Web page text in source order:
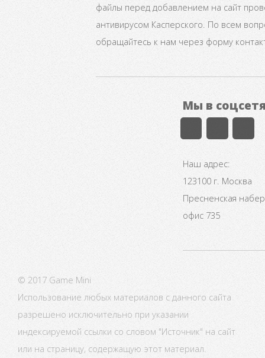
файлы перед добавлением на сайт
антивирусом Касперского. По всем
обращайтесь к нам через форму
Мы в
Наш адрес:
123100 г. Москва
Пресненская
офис 735
© 2017 Game Mini
Использование любых материалов с данного сайта
разрешено исключительно при указании
индексируемой ссылки со словом "Источник" на сайт
или на страницу, содержащую этот материал.